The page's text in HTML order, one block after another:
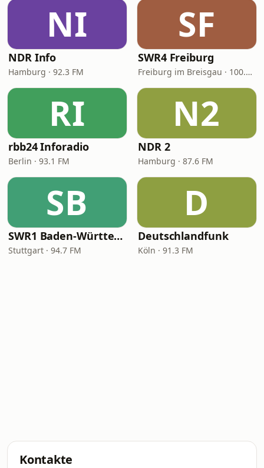
NI
NDR Info
Hamburg · 92.3 FM
SF
SWR4 Freiburg
Freiburg im Breisgau · 100.2 FM
RI
rbb24 Inforadio
Berlin · 93.1 FM
N2
NDR 2
Hamburg · 87.6 FM
SB
SWR1 Baden-Württemberg
Stuttgart · 94.7 FM
D
Deutschlandfunk
Köln · 91.3 FM
Kontakte